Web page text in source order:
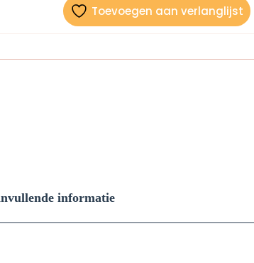
Toevoegen aan verlanglijst
informatie